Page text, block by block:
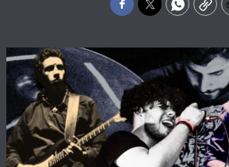
Facebook
Twitter